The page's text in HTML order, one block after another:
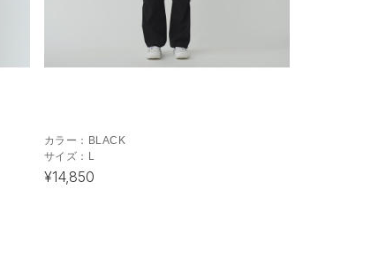
カラー： BLACK
サイズ： L
¥14,850